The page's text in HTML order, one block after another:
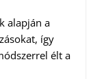
alapján a
így
élt a